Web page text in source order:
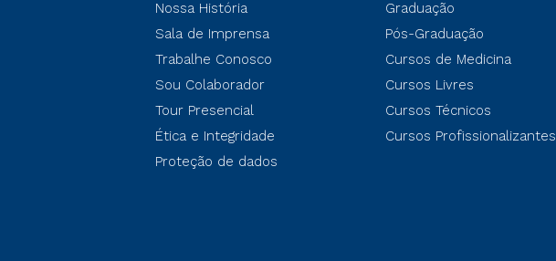
Nossa História
Sala de Imprensa
Trabalhe Conosco
Sou Colaborador
Tour Presencial
Ética e Integridade
Proteção de dados
Graduação
Pós-Graduação
Cursos de Medicina
Cursos Livres
Cursos Técnicos
Cursos Profissionalizantes